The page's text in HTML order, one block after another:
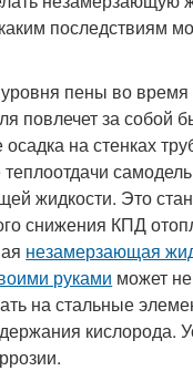
последствиям
пены во время
повлечет за собой
на стенках
жидкости. Это
снижения КПД
незамерзающая
руками может
на стальные
кислорода.